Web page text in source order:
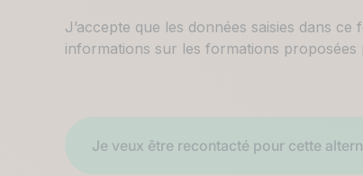
RGPD
J’accepte que les données saisies dans
informations sur les formations proposées